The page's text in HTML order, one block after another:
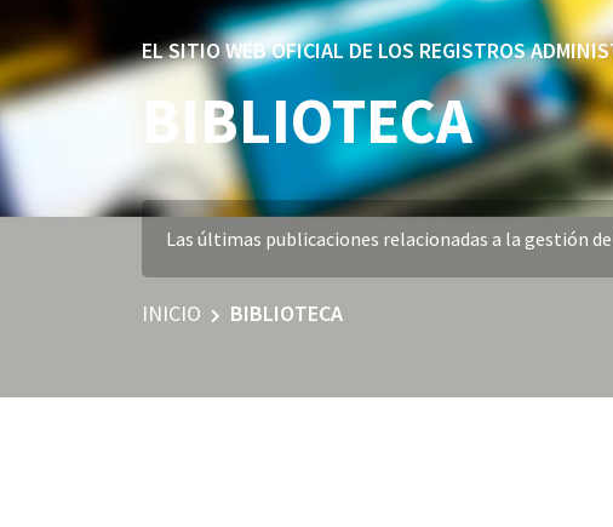
EL SITIO WEB OFICIAL DE LOS REGISTROS
BIBLIOTECA
Las últimas publicaciones relacionadas a la gestión
INICIO BIBLIOTECA